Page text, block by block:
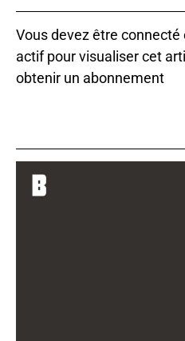
Vous devez être
actif pour visualiser cet
obtenir un abonnement